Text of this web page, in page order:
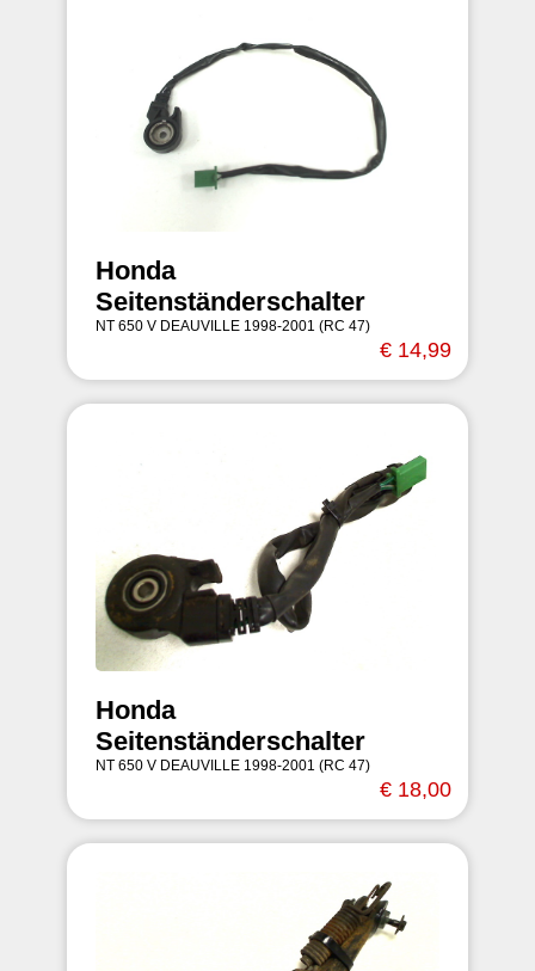
Honda
Seitenständerschalter
NT 650 V DEAUVILLE 1998-2001 (RC 47)
€ 14,99
Honda
Seitenständerschalter
NT 650 V DEAUVILLE 1998-2001 (RC 47)
€ 18,00